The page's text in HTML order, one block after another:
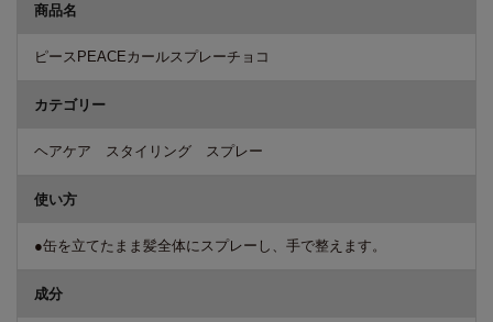
商品名
ピースPEACEカールスプレーチョコ
カテゴリー
ヘアケア スタイリング スプレー
使い方
●缶を立てたまま髪全体にスプレーし、手で整えます。
成分